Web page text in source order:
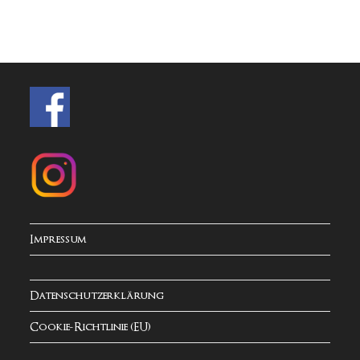
Impressum
Datenschutzerklärung
Cookie-Richtlinie (EU)